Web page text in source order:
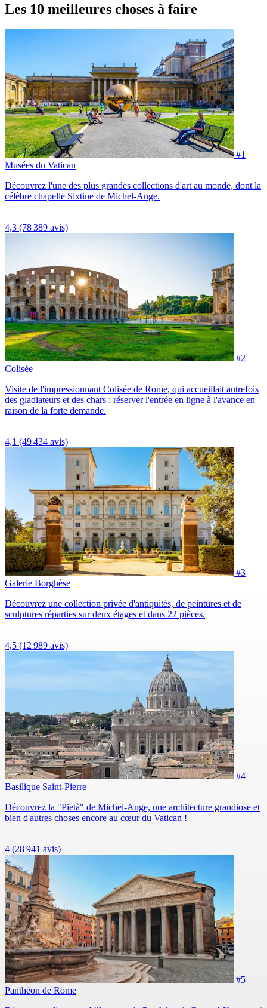
Les 10 meilleures choses à faire
#1
Musées du Vatican
Découvrez l'une des plus grandes collections d'art au monde, dont la
célèbre chapelle Sixtine de Michel-Ange.
4,3 (78 389 avis)
#2
Colisée
Visite de l'impressionnant Colisée de Rome, qui accueillait autrefois
des gladiateurs et des chars ; réserver l'entrée en ligne à l'avance en
raison de la forte demande.
4,1 (49 434 avis)
#3
Galerie Borghèse
Découvrez une collection privée d'antiquités, de peintures et de
sculptures réparties sur deux étages et dans 22 pièces.
4,5 (12 989 avis)
#4
Basilique Saint-Pierre
Découvrez la "Pietà" de Michel-Ange, une architecture grandiose et
bien d'autres choses encore au cœur du Vatican !
4 (28 941 avis)
#5
Panthéon de Rome